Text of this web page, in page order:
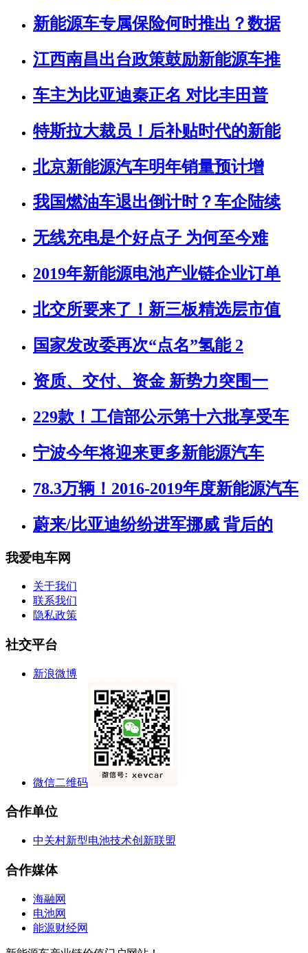
新能源车专属保险何时推出？数据
江西南昌出台政策鼓励新能源车推
车主为比亚迪秦正名 对比丰田普
特斯拉大裁员！后补贴时代的新能
北京新能源汽车明年销量预计增
我国燃油车退出倒计时？车企陆续
无线充电是个好点子 为何至今难
2019年新能源电池产业链企业订单
北交所要来了！新三板精选层市值
国家发改委再次“点名”氢能 2
资质、交付、资金 新势力突围一
229款！工信部公示第十六批享受车
宁波今年将迎来更多新能源汽车
78.3万辆！2016-2019年度新能源汽车
蔚来/比亚迪纷纷进军挪威 背后的
我爱电车网
关于我们
联系我们
隐私政策
社交平台
新浪微博
微信二维码
合作单位
中关村新型电池技术创新联盟
合作媒体
海融网
电池网
能源财经网